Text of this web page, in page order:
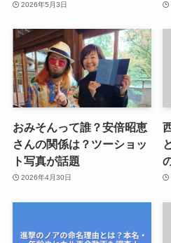
2026年5月3日
おみそんって誰？安倍昭恵
さんの関係は？ツーショッ
ト写真が話題
2026年4月30日